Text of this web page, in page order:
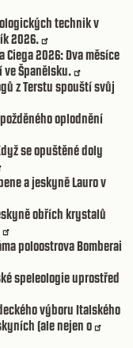
technik v
2026.
Ciega 2026: Dva měsíce
Španělsku.
z Terstu spouští svůj
oplodnění
se opuštěné doly
a jeskyně Lauro v
obřích krystalů
poloostrova Bomberai
speleologie uprostřed
výboru Italského
(ale nejen o